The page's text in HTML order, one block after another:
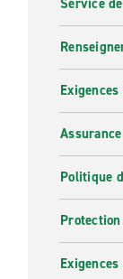
Service
Politique